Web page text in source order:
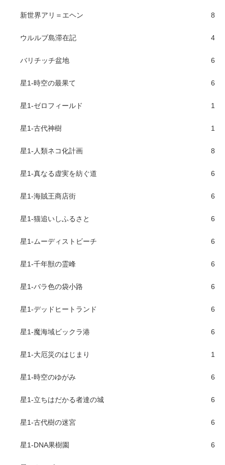
新世界アリ＝エヘン 8
ウルルブ島滞在記 4
バリチッチ盆地 6
星1-時空の最果て 6
星1-ゼロフィールド 1
星1-古代神樹 1
星1-人類ネコ化計画 8
星1-真なる虚実を紡ぐ道 6
星1-海賊王商店街 6
星1-猫追いしふるさと 6
星1-ムーディストビーチ 6
星1-千年獣の霊峰 6
星1-バラ色の袋小路 6
星1-デッドヒートランド 6
星1-魔海域ビックラ港 6
星1-大厄災のはじまり 1
星1-時空のゆがみ 6
星1-立ちはだかる者達の城 6
星1-古代樹の迷宮 6
星1-DNA果樹園 6